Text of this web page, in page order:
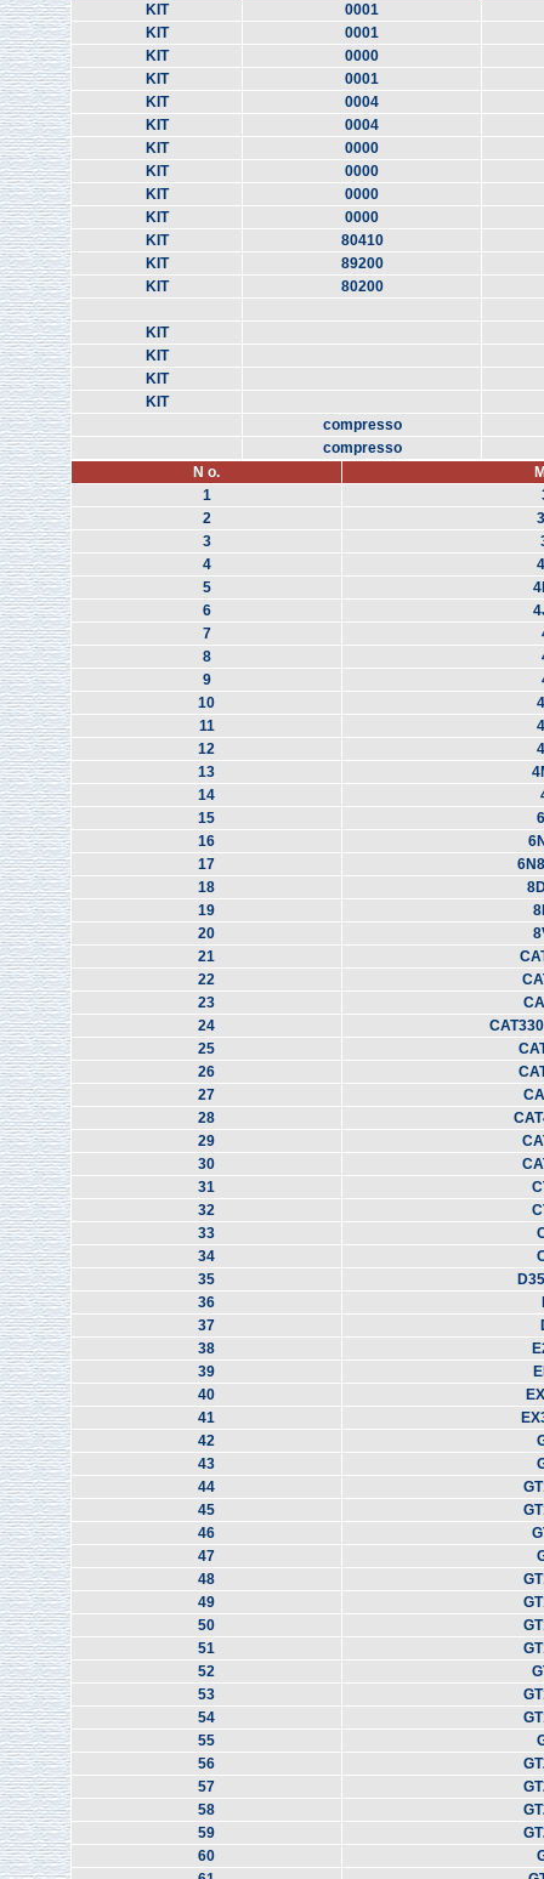
KIT
0001
KIT
0001
KIT
0000
KIT
0001
KIT
0004
KIT
0004
KIT
0000
KIT
0000
KIT
0000
KIT
0000
KIT
80410
KIT
89200
KIT
80200
KIT
KIT
KIT
KIT
compresso
compresso
N o.
1
2
3
4
5
6
7
8
9
10
11
12
13
14
15
16
17
18
19
20
21
22
23
24
25
26
27
28
29
30
31
32
33
34
35
36
37
38
39
40
41
42
43
44
45
46
47
48
49
50
51
52
53
54
55
56
57
58
59
60